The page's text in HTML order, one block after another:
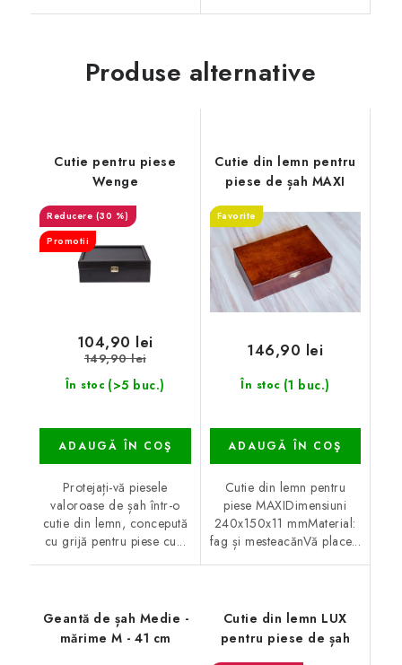
Produse alternative
Cutie pentru piese
Wenge
(30 %)
Promotii
În stoc (>5 buc.)
104,90 lei
149,90 lei
ADAUGĂ ÎN COŞ
Protejați-vă piesele
valoroase de șah într-o
cutie din lemn, concepută
cu grijă pentru piese cu...
Cutie din lemn pentru
piese de șah MAXI
Favorite
În stoc (1 buc.)
146,90 lei
ADAUGĂ ÎN COŞ
Cutie din lemn pentru
piese MAXIDimensiuni
240x150x11 mmMaterial:
fag și mesteacănVă place...
Geantă de șah Medie -
mărime M - 41 cm
Cutie din lemn LUX
pentru piese de șah